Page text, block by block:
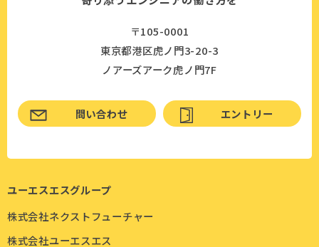
〒105-0001
東京都港区虎ノ門3-20-3
ノアーズアーク虎ノ門7F
問い合わせ エントリー
ユーエスエスグループ
株式会社ネクストフューチャー
株式会社ユーエスエス